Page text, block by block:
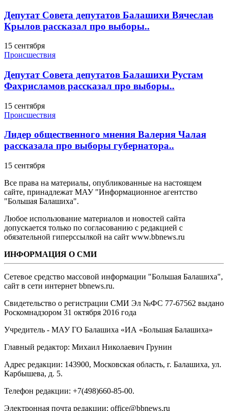
Депутат Совета депутатов Балашихи Вячеслав
Крылов рассказал про выборы..
15 сентября
Происшествия
Депутат Совета депутатов Балашихи Рустам
Фахрисламов рассказал про выборы..
15 сентября
Происшествия
Лидер общественного мнения Валерия Чалая
рассказала про выборы губернатора..
15 сентября
Все права на материалы, опубликованные на настоящем
сайте, принадлежат МАУ "Информационное агентство
"Большая Балашиха".
Любое использование материалов и новостей сайта
допускается только по согласованию с редакцией с
обязательной гиперссылкой на сайт www.bbnews.ru
ИНФОРМАЦИЯ О СМИ
Сетевое средство массовой информации "Большая Балашиха",
сайт в сети интернет bbnews.ru.
Свидетельство о регистрации СМИ Эл №ФС ‎77-67562 выдано
Роскомнадзором 31 октября 2016 года
Учредитель - МАУ ГО Балашиха «ИА «Большая Балашиха»
Главный редактор: Михаил Николаевич Грунин
Адрес редакции: 143900, Московская область, г. Балашиха, ул.
Карбышева, д. 5.
Телефон редакции: +7(498)660-85-00.
Электронная почта редакции: office@bbnews.ru